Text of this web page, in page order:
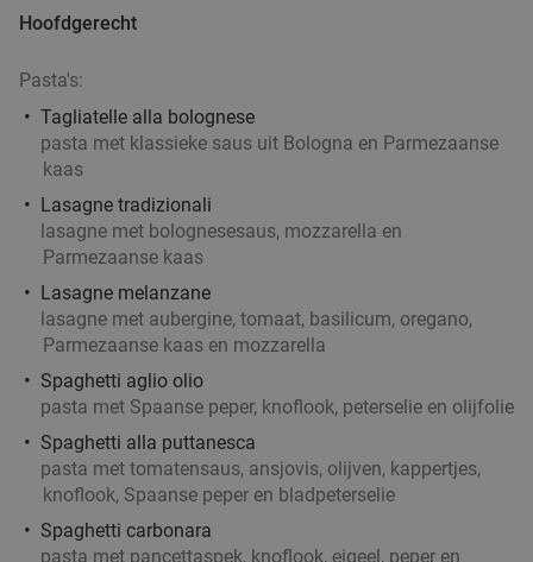
Hoofdgerecht
Pasta's:
Tagliatelle alla bolognese
pasta met klassieke saus uit Bologna en Parmezaanse
kaas
Lasagne tradizionali
lasagne met bolognesesaus, mozzarella en
Parmezaanse kaas
Lasagne melanzane
lasagne met aubergine, tomaat, basilicum, oregano,
Parmezaanse kaas en mozzarella
Spaghetti aglio olio
pasta met Spaanse peper, knoflook, peterselie en olijfolie
Spaghetti alla puttanesca
pasta met tomatensaus, ansjovis, olijven, kappertjes,
knoflook, Spaanse peper en bladpeterselie
Spaghetti carbonara
pasta met pancettaspek, knoflook, eigeel, peper en